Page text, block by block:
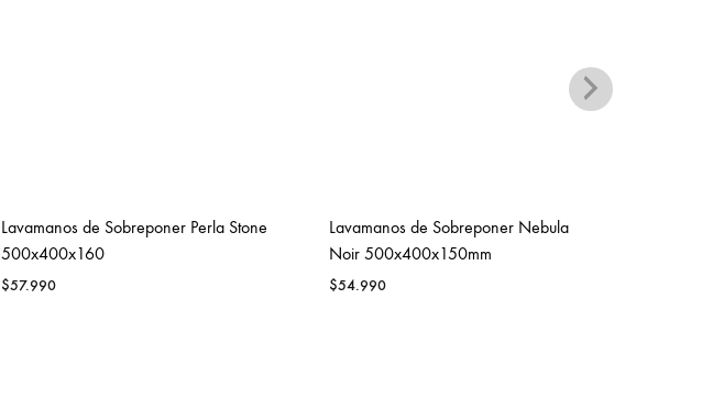
Lavamanos de Sobreponer Perla Stone
500x400x160
$57.990
Lavamanos de Sobreponer Nebula
Noir 500x400x150mm
$54.990